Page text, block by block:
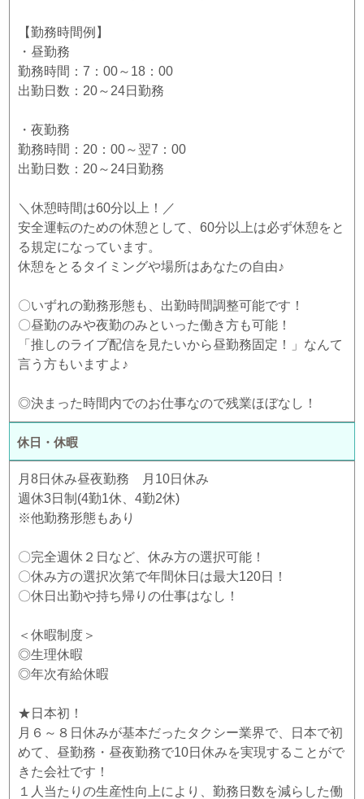
【勤務時間例】
・昼勤務
勤務時間：7：00～18：00
出勤日数：20～24日勤務
・夜勤務
勤務時間：20：00～翌7：00
出勤日数：20～24日勤務
＼休憩時間は60分以上！／
安全運転のための休憩として、60分以上は必ず休憩をと
る規定になっています。
休憩をとるタイミングや場所はあなたの自由♪
〇いずれの勤務形態も、出勤時間調整可能です！
〇昼勤のみや夜勤のみといった働き方も可能！
「推しのライブ配信を見たいから昼勤務固定！」なんて
言う方もいますよ♪
◎決まった時間内でのお仕事なので残業ほぼなし！
休日・休暇
月8日休み昼夜勤務 月10日休み
週休3日制(4勤1休、4勤2休)
※他勤務形態もあり
〇完全週休２日など、休み方の選択可能！
〇休み方の選択次第で年間休日は最大120日！
〇休日出勤や持ち帰りの仕事はなし！
＜休暇制度＞
◎生理休暇
◎年次有給休暇
★日本初！
月６～８日休みが基本だったタクシー業界で、日本で初
めて、昼勤務・昼夜勤務で10日休みを実現することがで
きた会社です！
１人当たりの生産性向上により、勤務日数を減らした働